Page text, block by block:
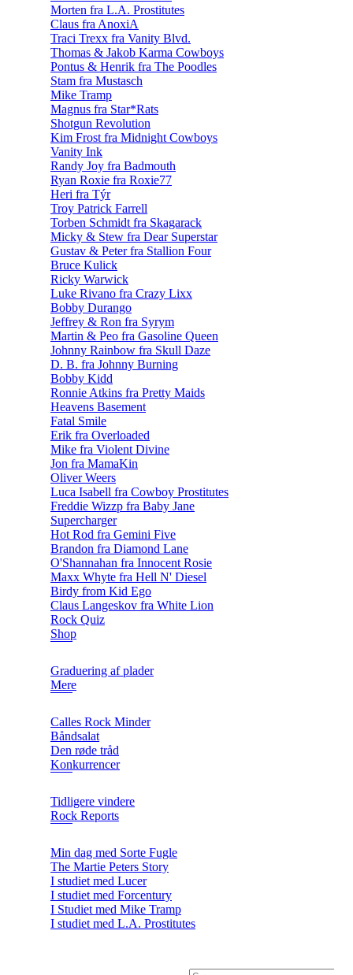
Morten fra L.A. Prostitutes
Claus fra AnoxiA
Traci Trexx fra Vanity Blvd.
Thomas & Jakob Karma Cowboys
Pontus & Henrik fra The Poodles
Stam fra Mustasch
Mike Tramp
Magnus fra Star*Rats
Shotgun Revolution
Kim Frost fra Midnight Cowboys
Vanity Ink
Randy Joy fra Badmouth
Ryan Roxie fra Roxie77
Heri fra Týr
Troy Patrick Farrell
Torben Schmidt fra Skagarack
Micky & Stew fra Dear Superstar
Gustav & Peter fra Stallion Four
Bruce Kulick
Ricky Warwick
Luke Rivano fra Crazy Lixx
Bobby Durango
Jeffrey & Ron fra Syrym
Martin & Peo fra Gasoline Queen
Johnny Rainbow fra Skull Daze
D. B. fra Johnny Burning
Bobby Kidd
Ronnie Atkins fra Pretty Maids
Heavens Basement
Fatal Smile
Erik fra Overloaded
Mike fra Violent Divine
Jon fra MamaKin
Oliver Weers
Luca Isabell fra Cowboy Prostitutes
Freddie Wizzp fra Baby Jane
Supercharger
Hot Rod fra Gemini Five
Brandon fra Diamond Lane
O'Shannahan fra Innocent Rosie
Maxx Whyte fra Hell N' Diesel
Birdy from Kid Ego
Claus Langeskov fra White Lion
Rock Quiz
Shop
Graduering af plader
Mere
Calles Rock Minder
Båndsalat
Den røde tråd
Konkurrencer
Tidligere vindere
Rock Reports
Min dag med Sorte Fugle
The Martie Peters Story
I studiet med Lucer
I studiet med Forcentury
I Studiet med Mike Tramp
I studiet med L.A. Prostitutes